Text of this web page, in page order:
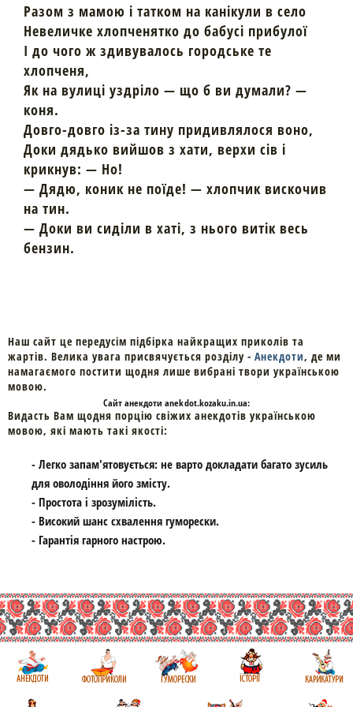
Разом з мамою і татком на канікули в село
Невеличке хлопченятко до бабусі прибулої
І до чого ж здивувалось городське те
хлопченя,
Як на вулиці уздріло — що б ви думали? —
коня.
Довго-довго із-за тину придивлялося воно,
Доки дядько вийшов з хати, верхи сів і
крикнув: — Но!
— Дядю, коник не поїде! — хлопчик вискочив
на тин.
— Доки ви сиділи в хаті, з нього витік весь
бензин.
Наш сайт це передусім підбірка найкращих приколів та
жартів. Велика увага присвячується розділу - Анекдоти, де ми
намагаємого постити щодня лише вибрані твори українською
мовою.
Cайтанекдоти anekdot.kozaku.in.ua:
Видасть Вам щодня порцію свіжих анекдотів українською
мовою, які мають такі якості:
- Легко запам'ятовується: не варто докладати багато зусиль
для оволодіння його змісту.
- Простота і зрозумілість.
- Високий шанс схвалення гуморески.
- Гарантія гарного настрою.